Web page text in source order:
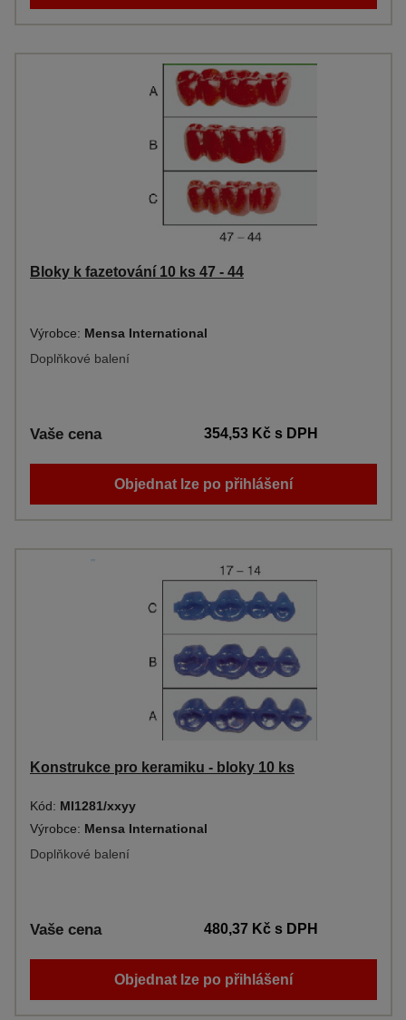
Bloky k fazetování 10 ks 47 - 44
Výrobce: Mensa International
Doplňkové balení
Vaše cena 354,53 Kčs DPH
Objednat lze po přihlášení
Konstrukce pro keramiku - bloky 10 ks
Kód: MI1281/xxyy
Výrobce: Mensa International
Doplňkové balení
Vaše cena 480,37 Kčs DPH
Objednat lze po přihlášení